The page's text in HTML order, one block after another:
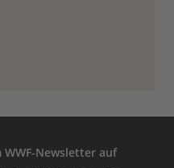
Newsletter auf